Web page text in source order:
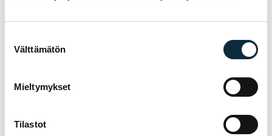
valinta
Välttämätön
Mieltymykset
Tilastot
Vi är auktoriserad återförsäljare och servar
cyklarna vi säljer i vår egen verkstad i
Jakobstad. Hos oss får du sakkunnig hjälp
med val, inpassning och service — både före